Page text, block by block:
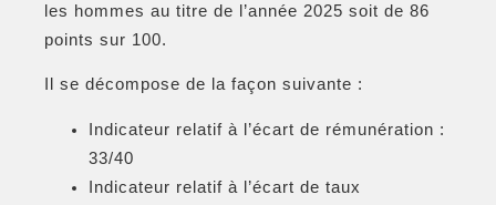
les hommes au titre de l’année 2025 soit de 86
points sur 100.
Il se décompose de la façon suivante :
Indicateur relatif à l’écart de rémunération :
33/40
Indicateur relatif à l’écart de taux